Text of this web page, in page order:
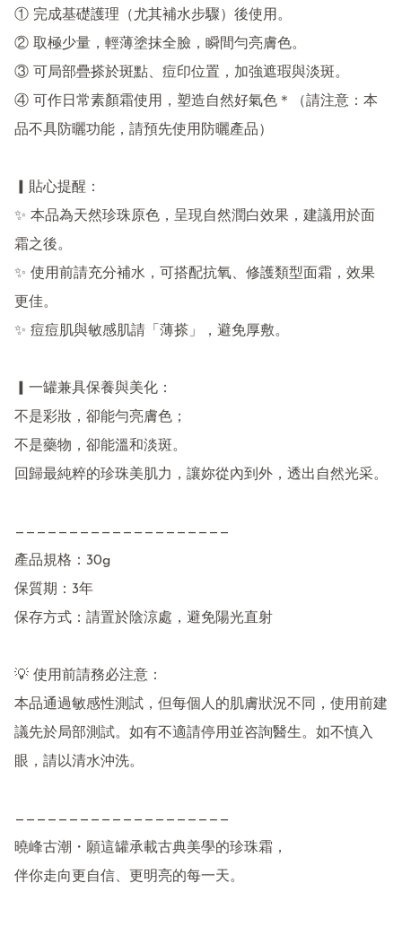
① 完成基礎護理（尤其補水步驟）後使用。
② 取極少量，輕薄塗抹全臉，瞬間勻亮膚色。
③ 可局部疊搽於斑點、痘印位置，加強遮瑕與淡斑。
④ 可作日常素顏霜使用，塑造自然好氣色＊（請注意：本
品不具防曬功能，請預先使用防曬產品）
▎貼心提醒：
✨ 本品為天然珍珠原色，呈現自然潤白效果，建議用於面
霜之後。
✨ 使用前請充分補水，可搭配抗氧、修護類型面霜，效果
更佳。
✨ 痘痘肌與敏感肌請「薄搽」，避免厚敷。
▎一罐兼具保養與美化：
不是彩妝，卻能勻亮膚色；
不是藥物，卻能溫和淡斑。
回歸最純粹的珍珠美肌力，讓妳從內到外，透出自然光采。
————————————————————
產品規格：30g
保質期：3年
保存方式：請置於陰涼處，避免陽光直射
💡 使用前請務必注意：
本品通過敏感性測試，但每個人的肌膚狀況不同，使用前建
議先於局部測試。如有不適請停用並咨詢醫生。如不慎入
眼，請以清水沖洗。
————————————————————
曉峰古潮・願這罐承載古典美學的珍珠霜，
伴你走向更自信、更明亮的每一天。